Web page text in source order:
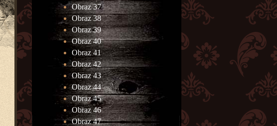
Obraz 37
Obraz 38
Obraz 39
Obraz 40
Obraz 41
Obraz 42
Obraz 43
Obraz 44
Obraz 45
Obraz 46
Obraz 47